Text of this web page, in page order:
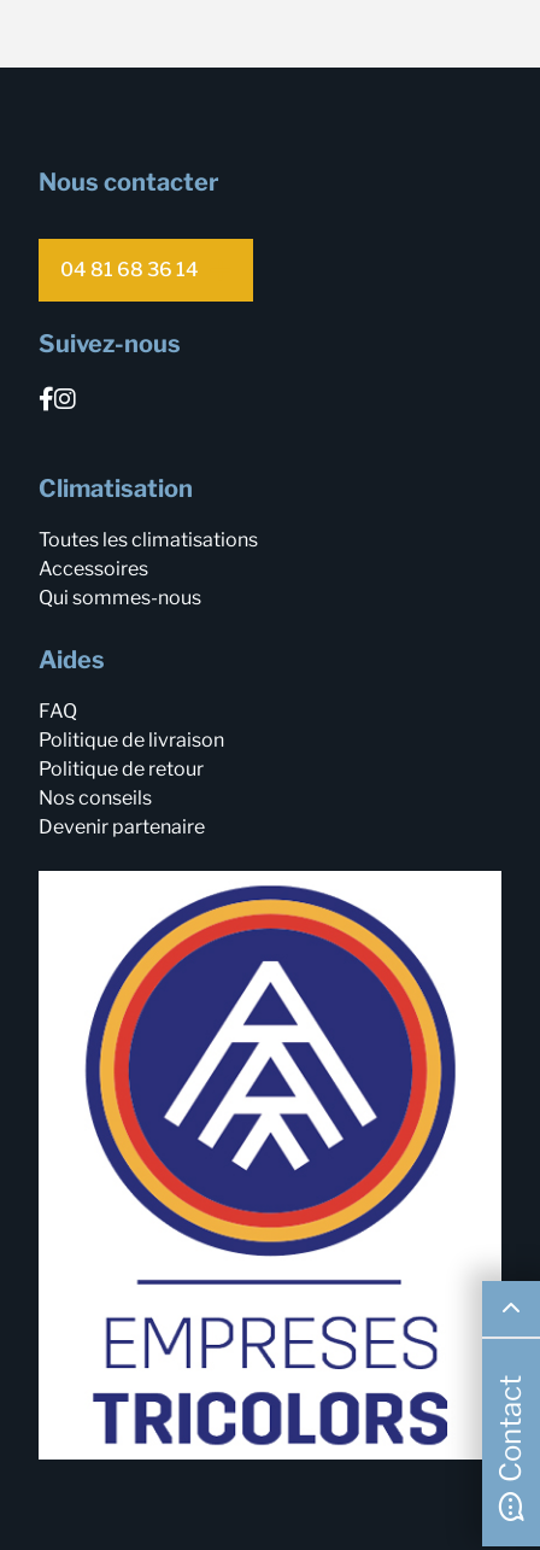
Nous contacter
04 81 68 36 14
Suivez-nous
Climatisation
Toutes les climatisations
Accessoires
Qui sommes-nous
Aides
FAQ
Politique de livraison
Politique de retour
Nos conseils
Devenir partenaire
Contact